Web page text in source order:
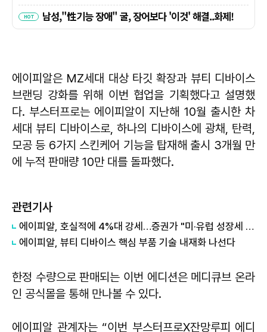
에이피알은 MZ세대 대상 타깃 확장과 뷰티 디바이스
브랜딩 강화를 위해 이번 협업을 기획했다고 설명했
다. 부스터프로는 에이피알이 지난해 10월 출시한 차
세대 뷰티 디바이스로, 하나의 디바이스에 광채, 탄력,
모공 등 6가지 스킨케어 기능을 탑재해 출시 3개월 만
에 누적 판매량 10만 대를 돌파했다.
관련기사
에이피알, 호실적에 4%대 강세…증권가 "미·유럽 성장세 지속"
에이피알, 뷰티 디바이스 핵심 부품 기술 내재화 나선다
한정 수량으로 판매되는 이번 에디션은 메디큐브 온라
인 공식몰을 통해 만나볼 수 있다.
에이피알 관계자는 “이번 부스터프로X잔망루피 에디